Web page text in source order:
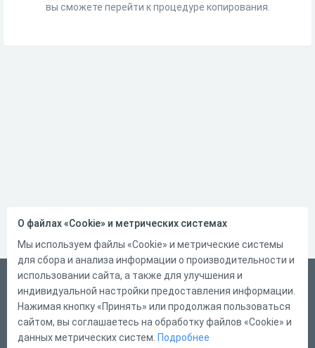
вы сможете перейти к процедуре копирования.
Русский
Справка
Форма обратной связи
О файлах «Cookie» и метрических системах
Мы используем файлы «Cookie» и метрические системы
для сбора и анализа информации о производительности и
использовании сайта, а также для улучшения и
индивидуальной настройки предоставления информации.
Нажимая кнопку «Принять» или продолжая пользоваться
сайтом, вы соглашаетесь на обработку файлов «Cookie» и
данных метрических систем. Подробнее